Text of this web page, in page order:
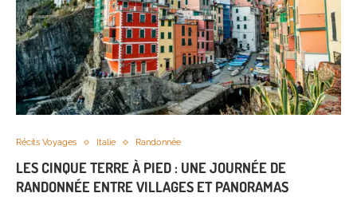
Récits Voyages Italie Randonnée
LES CINQUE TERRE À PIED : UNE JOURNÉE DE
RANDONNÉE ENTRE VILLAGES ET PANORAMAS